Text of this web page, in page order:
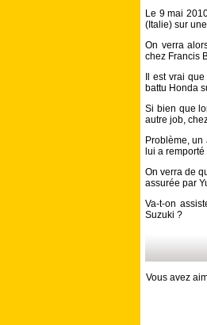
Le 9 mai
(Italie) sur
On verra
chez Francis
Il est vrai
battu Honda
Si bien que
autre job,
Problème, un
lui a
On verra de
assurée par
Va-t-on
Suzuki ?
Vous avez